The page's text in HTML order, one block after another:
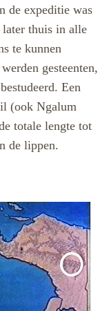
de expeditie was
thuis in alle
te kunnen
gesteenten,
Een
(ook Ngalum
totale lengte tot
de lippen.